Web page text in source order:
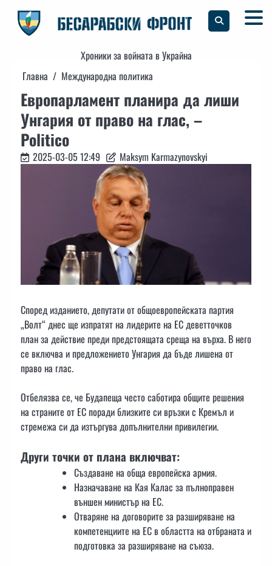
content
Хроники за войната в Украйна
Главна
Международна политика
Европарламент планира да лиши
Унгария от право на глас, –
Politico
2025-03-05 12:49 Maksym Karmazynovskyi
Според изданието, депутати от общоевропейската партия
„Волт“ днес ще изпратят на лидерите на ЕС деветточков
план за действие преди предстоящата среща на върха. В него
се включва и предложението Унгария да бъде лишена от
право на глас.
Отбелязва се, че Будапеща често саботира общите решения
на страните от ЕС поради близките си връзки с Кремъл и
стремежа си да изтъргува допълнителни привилегии.
Други точки от плана включват:
Създаване на обща европейска армия.
Назначаване на Кая Калас за пълноправен
външен министър на ЕС.
Отваряне на договорите за разширяване на
компетенциите на ЕС в областта на отбраната и
подготовка за разширяване на съюза.